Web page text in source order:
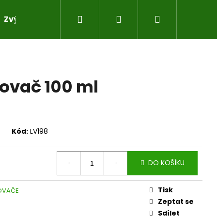
Zvýhodněné sady pro práci s pryskyřicí
Přihlášení
100 ml
Kód: LV198
DO KOŠÍKU
Tisk
Zeptat se
Sdílet